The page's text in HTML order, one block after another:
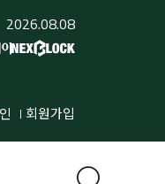
2026.08.08
회원가입